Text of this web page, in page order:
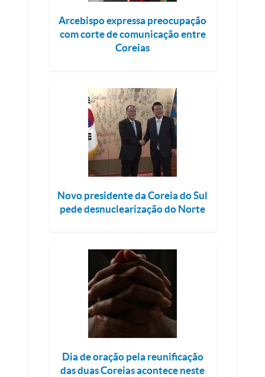
Arcebispo expressa preocupação
com corte de comunicação entre
Coreias
Novo presidente da Coreia do Sul
pede desnuclearização do Norte
Dia de oração pela reunificação
das duas Coreias acontece neste